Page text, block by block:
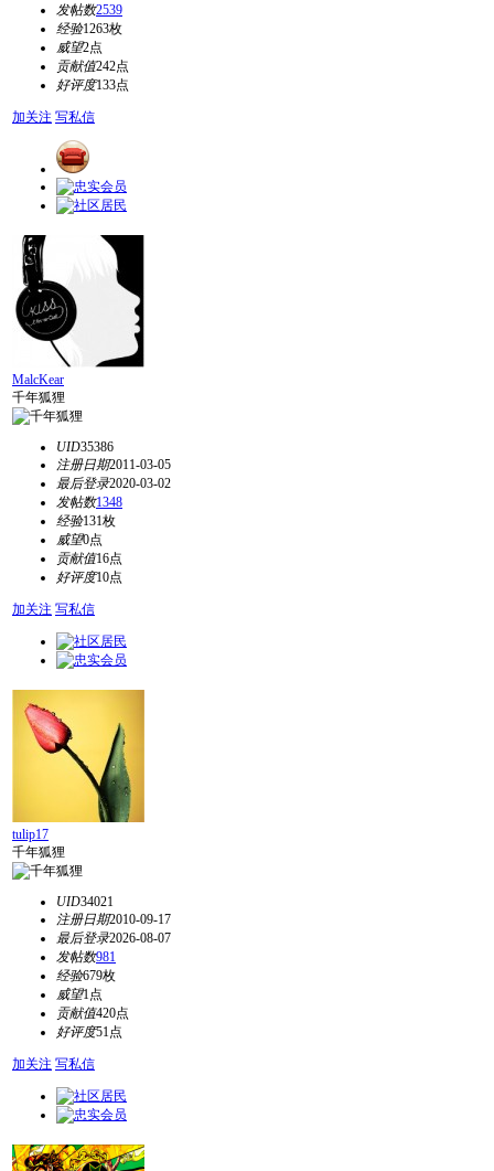
发帖数2539
经验1263枚
威望2点
贡献值242点
好评度133点
加关注 写私信
MalcKear
千年狐狸
UID35386
注册日期2011-03-05
最后登录2020-03-02
发帖数1348
经验131枚
威望0点
贡献值16点
好评度10点
加关注 写私信
tulip17
千年狐狸
UID34021
注册日期2010-09-17
最后登录2026-08-07
发帖数981
经验679枚
威望1点
贡献值420点
好评度51点
加关注 写私信